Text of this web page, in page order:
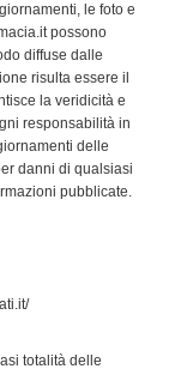
le foto e
possono
diffuse dalle
risulta essere il
la veridicità e
responsabilità in
delle
danni di qualsiasi
pubblicate.
totalità delle